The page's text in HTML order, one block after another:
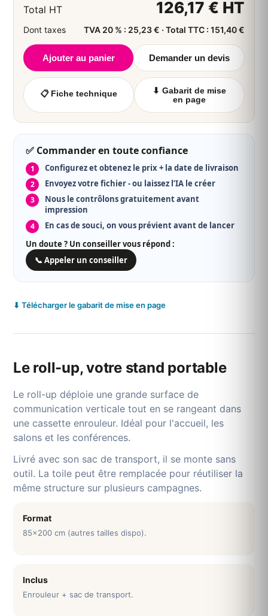
256,67 € TTC · 30,556 €/u HT
roll-up
📦 ≈ lun. 17 août
243,26 € HT
291,91 € TTC · 30,407 €/u HT
▼ Voir plus de quantités
Total HT 126,17 € HT
Dont taxes TVA 20 % : 25,23 € · Total TTC : 151,40 €
Ajouter au panier Demander un devis
📋 Fiche technique
⬇ Gabarit de mise
en page
✅ Commander en toute confiance
Configurez et obtenez le prix + la date de livraison
Envoyez votre fichier - ou laissez l’IA le créer
Nous le contrôlons gratuitement avant
impression
En cas de souci, on vous prévient avant de lancer
Un doute ? Un conseiller vous répond :
📞 Appeler un conseiller
⬇ Télécharger le gabarit de mise en page
Le roll-up, votre stand portable
Le roll-up déploie une grande surface de
communication verticale tout en se rangeant dans
une cassette enrouleur. Idéal pour l'accueil, les
salons et les conférences.
Livré avec son sac de transport, il se monte sans
outil. La toile peut être remplacée pour réutiliser la
même structure sur plusieurs campagnes.
Format
85x200 cm (autres tailles dispo).
Inclus
Enrouleur + sac de transport.